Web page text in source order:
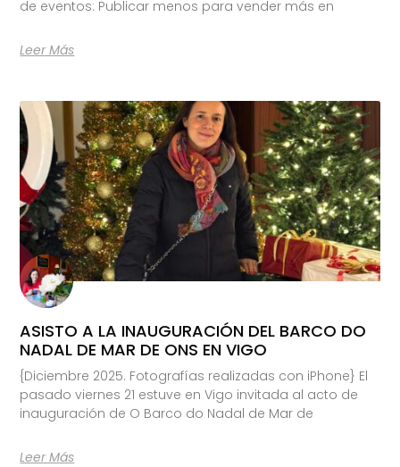
de eventos: Publicar menos para vender más en
Leer Más
ASISTO A LA INAUGURACIÓN DEL BARCO DO
NADAL DE MAR DE ONS EN VIGO
{Diciembre 2025. Fotografías realizadas con iPhone} El
pasado viernes 21 estuve en Vigo invitada al acto de
inauguración de O Barco do Nadal de Mar de
Leer Más